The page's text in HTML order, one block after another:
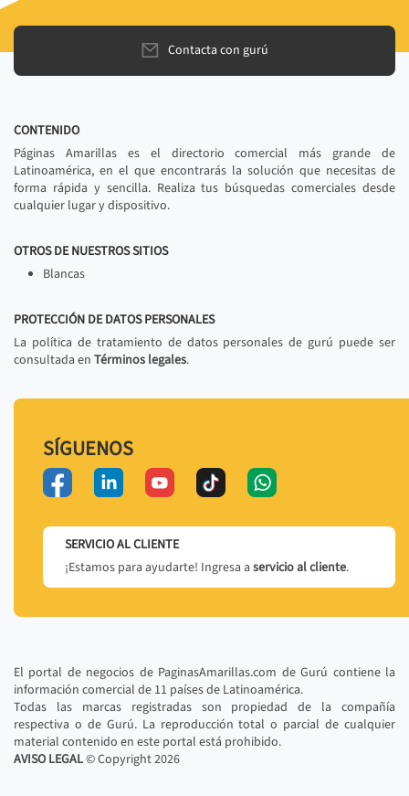
Contacta con gurú
CONTENIDO
Páginas Amarillas es el directorio comercial más grande de
Latinoamérica, en el que encontrarás la solución que necesitas de
forma rápida y sencilla. Realiza tus búsquedas comerciales desde
cualquier lugar y dispositivo.
OTROS DE NUESTROS SITIOS
Blancas
PROTECCIÓN DE DATOS PERSONALES
La política de tratamiento de datos personales de gurú puede ser
consultada en Términos legales.
SÍGUENOS
SERVICIO AL CLIENTE
¡Estamos para ayudarte! Ingresa a servicio al cliente.
El portal de negocios de PaginasAmarillas.com de Gurú contiene la
información comercial de 11 países de Latinoamérica.
Todas las marcas registradas son propiedad de la compañía
respectiva o de Gurú. La reproducción total o parcial de cualquier
material contenido en este portal está prohibido.
AVISO LEGAL© Copyright2026